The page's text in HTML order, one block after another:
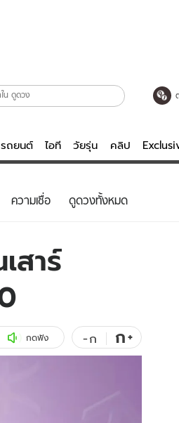
รถยนต์ ไอที วัยรุ่น คลิป
ตล์
น
ดูทีวี
WeTV
ความเชื่อ ดูดวงทั้งหมด
สาร์
กดฟัง -ก ก+